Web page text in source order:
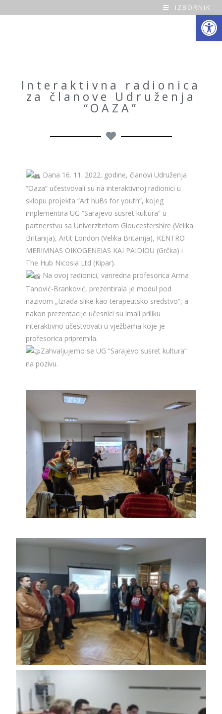
Open toolbar
O
IZBORNIK
Interaktivna radionica
za članove Udruženja
“OAZA”
Dana 16. 11. 2022. godine, članovi Udruženja
“Oaza” učestvovali su na interaktivnoj radionici u
sklopu projekta “Art huBs for youth”, kojeg
implementira UG “Sarajevo susret kultura” u
partnerstvu sa Univerzitetom Gloucestershire (Velika
Britanija), Artit London (Velika Britanija), KENTRO
MERIMNAS OIKOGENEIAS KAI PAIDIOU (Grčka) i
The Hub Nicosia Ltd (Kipar).
Na ovoj radionici, vanredna profesorica Arma
Tanović-Branković, prezentirala je modul pod
nazivom „Izrada slike kao terapeutsko sredstvo“, a
nakon prezentacije učesnici su imali priliku
interaktivno učestvovati u vježbama koje je
profesorica pripremila.
Zahvaljujemo se UG “Sarajevo susret kultura”
na pozivu.